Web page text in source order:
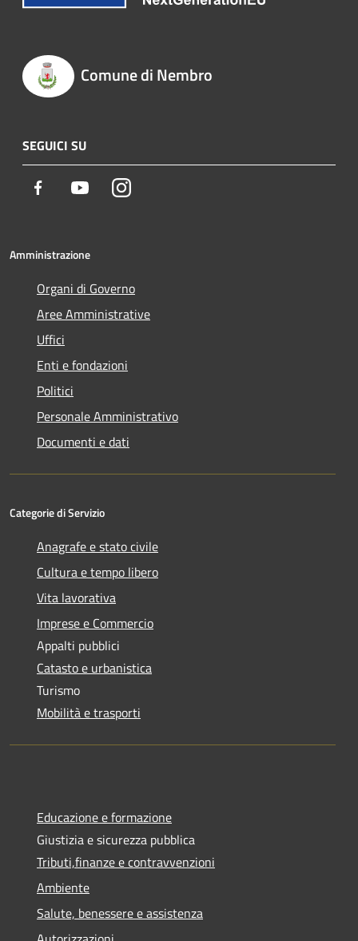
Comune di Nembro
SEGUICI SU
Facebook YoutubeInstagram
Amministrazione
Organi di Governo
Aree Amministrative
Uffici
Enti e fondazioni
Politici
Personale Amministrativo
Documenti e dati
Categorie di Servizio
Anagrafe e stato civile
Cultura e tempo libero
Vita lavorativa
Imprese e Commercio
Appalti pubblici
Catasto e urbanistica
Turismo
Mobilità e trasporti
Educazione e formazione
Giustizia e sicurezza pubblica
Tributi,finanze e contravvenzioni
Ambiente
Salute, benessere e assistenza